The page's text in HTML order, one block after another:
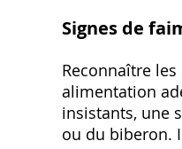
Signes de
Reconnaître
alimentation
insistants, une
ou du biberon.